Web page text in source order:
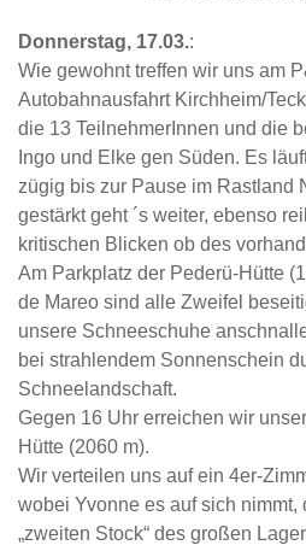
Donnerstag, 17.03.:
Wie gewohnt treffen wir uns am
Autobahnausfahrt Kirchheim/
die 13 TeilnehmerInnen und die
Ingo und Elke gen Süden. Es
zügig bis zur Pause im Rastland
gestärkt geht ´s weiter, ebenso
kritischen Blicken ob des
Am Parkplatz der Pederü-Hütte
de Mareo sind alle Zweifel
unsere Schneeschuhe
bei strahlendem Sonnenschein
Schneelandschaft.
Gegen 16 Uhr erreichen wir
Hütte (2060 m).
Wir verteilen uns auf ein 4er-
wobei Yvonne es auf sich nimmt,
„zweiten Stock“ des großen